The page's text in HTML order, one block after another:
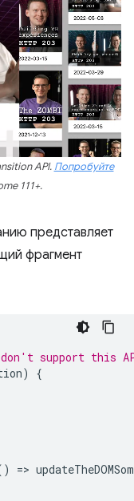
API. Попробуйте
111+.
представляет
фрагмент
support this
)
{
=>